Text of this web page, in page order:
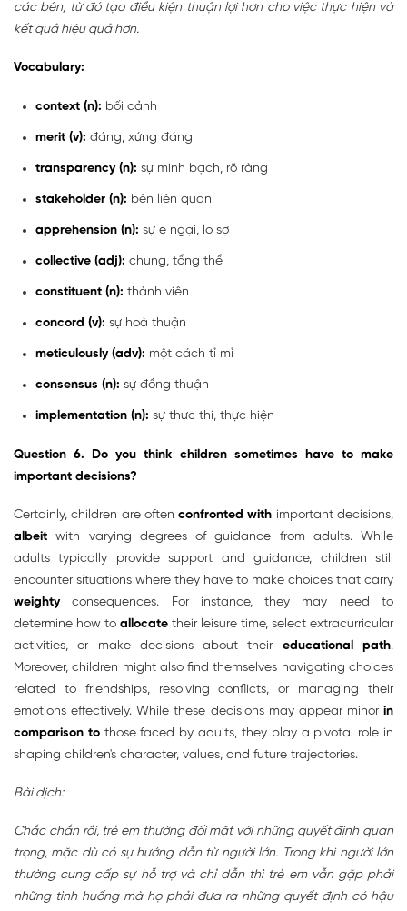
các bên, từ đó tạo điều kiện thuận lợi hơn cho việc thực hiện và
kết quả hiệu quả hơn.
Vocabulary:
context (n): bối cảnh
merit (v): đáng, xứng đáng
transparency (n): sự minh bạch, rõ ràng
stakeholder (n): bên liên quan
apprehension (n): sự e ngại, lo sợ
collective (adj): chung, tổng thể
constituent (n): thành viên
concord (v): sự hoà thuận
meticulously (adv): một cách tỉ mỉ
consensus (n): sự đồng thuận
implementation (n): sự thực thi, thực hiện
Question 6. Do you think children sometimes have to make
important decisions?
Certainly, children are oftenconfronted with important decisions,
albeit with varying degrees of guidance from adults. While
adults typically provide support and guidance, children still
encounter situations where they have to make choices that carry
weightyconsequences. For instance, they may need to
determine how to allocate their leisure time, select extracurricular
activities, or make decisions about their educational path.
Moreover, children might also find themselves navigating choices
related to friendships, resolving conflicts, or managing their
emotions effectively. While these decisions may appear minor in
comparison tothose faced by adults, they play a pivotal role in
shaping children's character, values, and future trajectories.
Bài dịch:
Chắc chắn rồi, trẻ em thường đối mặt với những quyết định quan
trọng, mặc dù có sự hướng dẫn từ người lớn. Trong khi người lớn
thường cung cấp sự hỗ trợ và chỉ dẫn thì trẻ em vẫn gặp phải
những tình huống mà họ phải đưa ra những quyết định có hậu